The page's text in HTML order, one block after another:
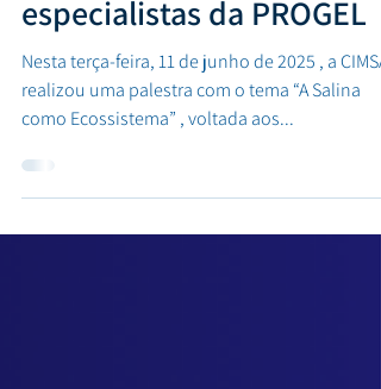
ecossistema com
especialistas da PROGEL
Nesta terça-feira, 11 de junho de 2025 , a
como Ecossistema” , voltada aos...